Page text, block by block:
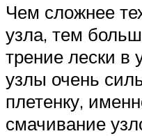
Чем сложнее
узла, тем
трение лески в
узлы очень
плетенку,
смачивание